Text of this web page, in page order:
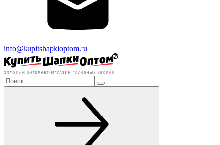
info@kupitshapkioptom.ru